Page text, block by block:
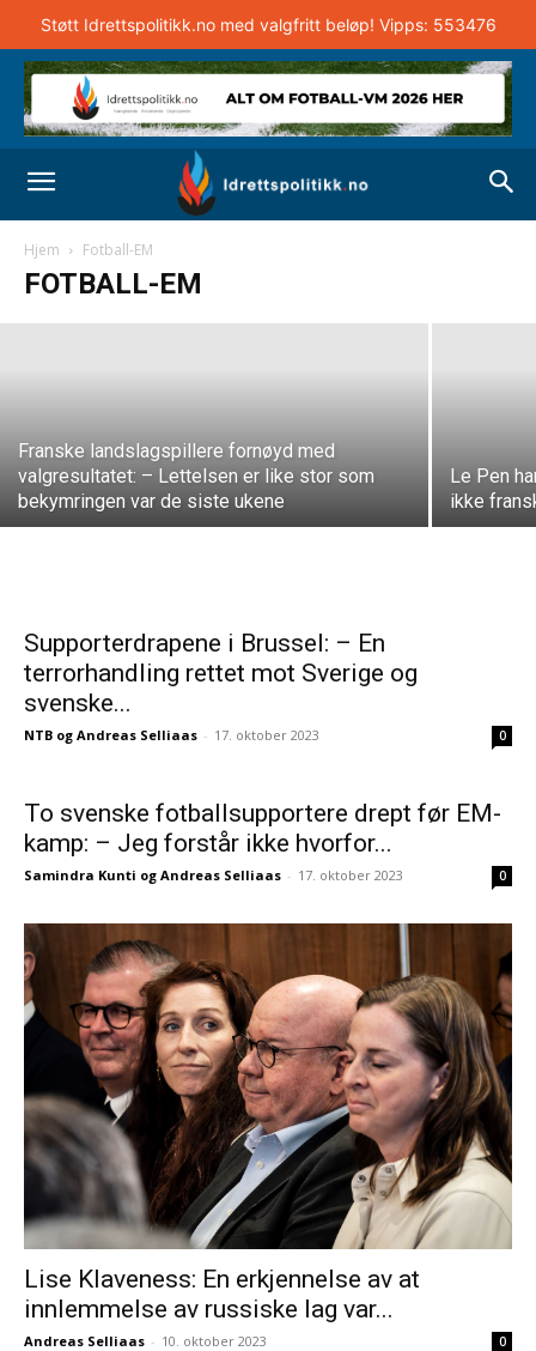
Støtt Idrettspolitikk.no med valgfritt beløp! Vipps: 553476
Hjem Fotball-EM
FOTBALL-EM
TV 2 brøt reglene om merking av fotball-
EM-sendinger
Andreas Selliaas - 5. september 2024
Franske landslagspillere fornøyd med
valgresultatet: – Lettelsen er like stor som
bekymringen var de siste ukene
Le Pen
ikke
Supporterdrapene i Brussel: – En
terrorhandling rettet mot Sverige og
svenske...
NTB og Andreas Selliaas - 17. oktober 2023 0
To svenske fotballsupportere drept før EM-
kamp: – Jeg forstår ikke hvorfor...
Samindra Kunti og Andreas Selliaas - 17. oktober 2023 0
Lise Klaveness: En erkjennelse av at
innlemmelse av russiske lag var...
Andreas Selliaas - 10. oktober 2023 0